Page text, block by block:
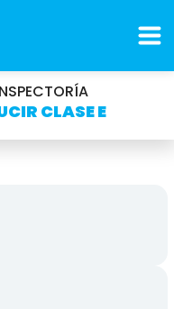
CLASE E